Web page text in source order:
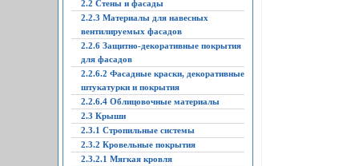
2.2 Стены и фасады
2.2.3 Материалы для навесных
вентилируемых фасадов
2.2.6 Защитно-декоративные покрытия
для фасадов
2.2.6.2 Фасадные краски, декоративные
штукатурки и покрытия
2.2.6.4 Облицовочные материалы
2.3 Крыши
2.3.1 Стропильные системы
2.3.2 Кровельные покрытия
2.3.2.1 Мягкая кровля